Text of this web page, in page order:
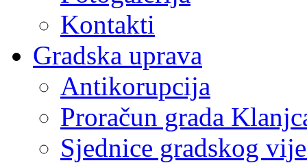
Kontakti
Gradska uprava
Antikorupcija
Proračun grada
Sjednice gradskog